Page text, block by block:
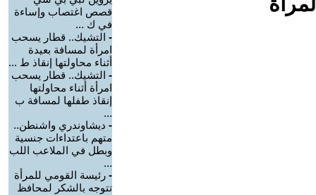
قصص اغتصاب وإساءة
في ك ...
- التشيك.. قطار يسحب
امرأة لمسافة بعيدة
أثناء محاولتها إنقاذ ط ...
- التشيك.. قطار يسحب
امرأة أثناء محاولتها
إنقاذ طفلها لمسافة ب
...
- ديشاوندري واشنطن..
متهم باعتداءات جنسية
وبطل في الملاعب اللب
...
- رئيسة القومي للمرأة
تتوجه بالشكر لمحافظ